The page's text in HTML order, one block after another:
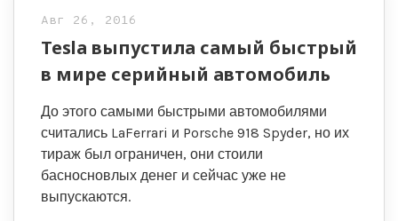
Авг 26, 2016
Tesla выпустила самый быстрый
в мире серийный автомобиль
До этого самыми быстрыми автомобилями
считались LaFerrari и Porsche 918 Spyder, но их
тираж был ограничен, они стоили
басносновлых денег и сейчас уже не
выпускаются.